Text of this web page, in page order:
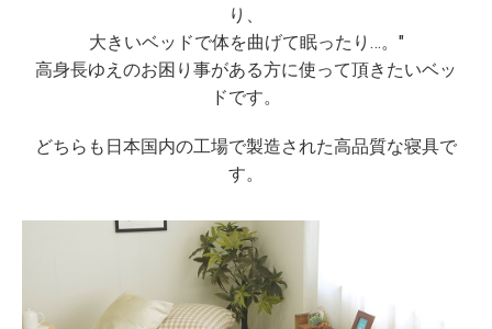
り、
大きいベッドで体を曲げて眠ったり…。"
高身長ゆえのお困り事がある方に使って頂きたいベッ
ドです。
どちらも日本国内の工場で製造された高品質な寝具で
す。